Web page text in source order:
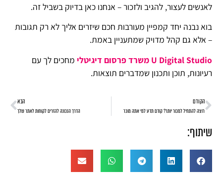
לאנשים לעצור, להגיב ולזכור – אנחנו כאן בדיוק בשביל זה.
בוא נבנה יחד קמפיין מעורבות חכם שיזרים אליך לא רק תגובות
– אלא גם קהל מדויק שמתעניין באמת.
U Digital Studio משרד פרסום דיגיטלי
מחכים לך עם
רעיונות, תוכן ותכנון שמדברים תוצאות.
הקודם
רוצה להתחיל למכור יותר? קודם תדע למי אתה מוכר
הבא
הדרך הנכונה להזרים לקוחות לאתר שלך
שיתוף: